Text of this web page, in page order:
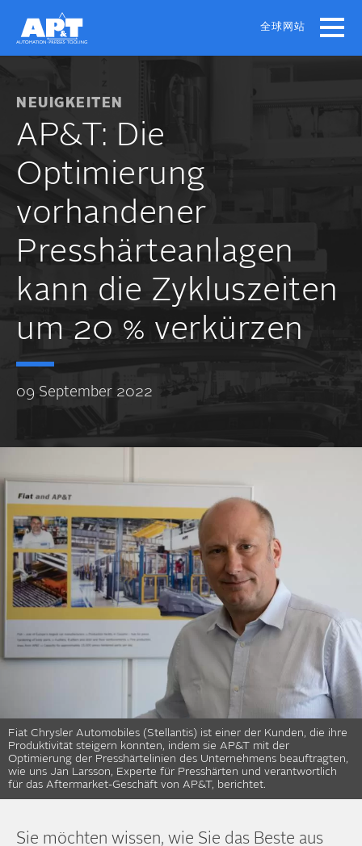
main
全球网站
NEUIGKEITEN
AP&T: Die
Optimierung
vorhandener
Presshärteanlagen
kann die Zykluszeiten
um 20 % verkürzen
09 September 2022
Fiat Chrysler Automobiles (Stellantis) ist einer der Kunden, die ihre
Produktivität steigern konnten, indem sie AP&T mit der
Optimierung der Presshärtelinien des Unternehmens beauftragten,
wie uns Jan Larsson, Experte für Presshärten und verantwortlich
für das Aftermarket-Geschäft von AP&T, berichtet.
Sie möchten wissen, wie Sie das Beste aus